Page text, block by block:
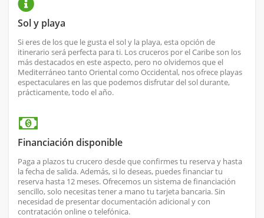
Sol y playa
Si eres de los que le gusta el sol y la playa, esta opción de
itinerario será perfecta para ti. Los cruceros por el Caribe son los
más destacados en este aspecto, pero no olvidemos que el
Mediterráneo tanto Oriental como Occidental, nos ofrece playas
espectaculares en las que podemos disfrutar del sol durante,
prácticamente, todo el año.
Financiación disponible
Paga a plazos tu crucero desde que confirmes tu reserva y hasta
la fecha de salida. Además, si lo deseas, puedes financiar tu
reserva hasta 12 meses. Ofrecemos un sistema de financiación
sencillo, solo necesitas tener a mano tu tarjeta bancaria. Sin
necesidad de presentar documentación adicional y con
contratación online o telefónica.